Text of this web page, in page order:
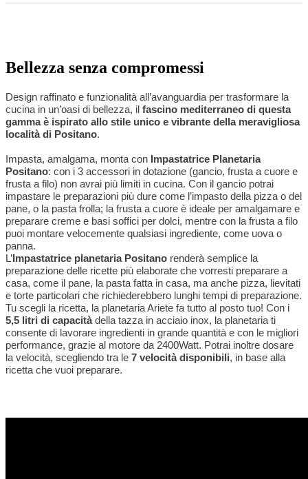
Bellezza senza compromessi
Design raffinato e funzionalità all’avanguardia per trasformare la
cucina in un’oasi di bellezza, il fascino mediterraneo di questa
gamma è ispirato allo stile unico e vibrante della meravigliosa
località di Positano.
Impasta, amalgama, monta con Impastatrice Planetaria
Positano: con i 3 accessori in dotazione (gancio, frusta a cuore e
frusta a filo) non avrai più limiti in cucina. Con il gancio potrai
impastare le preparazioni più dure come l’impasto della pizza o del
pane, o la pasta frolla; la frusta a cuore è ideale per amalgamare e
preparare creme e basi soffici per dolci, mentre con la frusta a filo
puoi montare velocemente qualsiasi ingrediente, come uova o
panna.
L’ Impastatrice planetaria Positano renderà semplice la
preparazione delle ricette più elaborate che vorresti preparare a
casa, come il pane, la pasta fatta in casa, ma anche pizza, lievitati
e torte particolari che richiederebbero lunghi tempi di preparazione.
Tu scegli la ricetta, la planetaria Ariete fa tutto al posto tuo! Con i
5,5 litri di capacitàdella tazza in acciaio inox, la planetaria ti
consente di lavorare ingredienti in grande quantità e con le migliori
performance, grazie al motore da 2400Watt. Potrai inoltre dosare
la velocità, scegliendo tra le 7 velocità disponibili, in base alla
ricetta che vuoi preparare.